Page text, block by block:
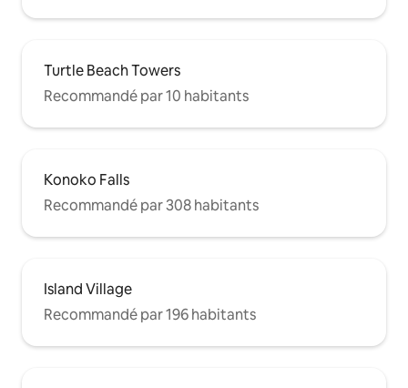
Turtle Beach Towers
Recommandé par 10 habitants
Konoko Falls
Recommandé par 308 habitants
Island Village
Recommandé par 196 habitants